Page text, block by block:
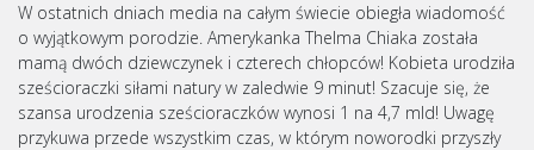
W ostatnich dniach media na całym świecie obiegła wiadomość
o wyjątkowym porodzie. Amerykanka Thelma Chiaka została
mamą dwóch dziewczynek i czterech chłopców! Kobieta urodziła
sześcioraczki siłami natury w zaledwie 9 minut! Szacuje się, że
szansa urodzenia sześcioraczków wynosi 1 na 4,7 mld! Uwagę
przykuwa przede wszystkim czas, w którym noworodki przyszły